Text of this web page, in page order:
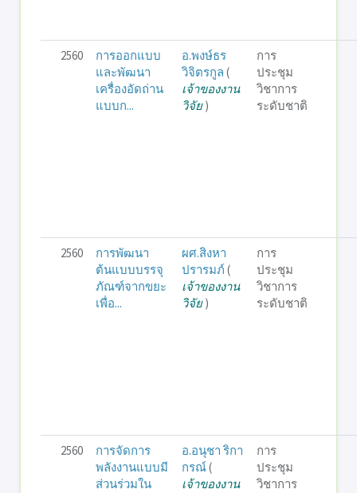
2560
การออกแบบ
และพัฒนา
เครื่องอัดถ่าน
แบบก...
อ.พงษ์ธร
วิจิตรกูล (
เจ้าของงาน
วิจัย)
การ
ประชุม
วิชาการ
ระดับชาติ
2560
การพัฒนา
ต้นแบบบรรจุ
ภัณฑ์จากขยะ
เพื่อ...
ผศ.สิงหา
ปรารมภ์(
เจ้าของงาน
วิจัย)
การ
ประชุม
วิชาการ
ระดับชาติ
2560
การจัดการ
พลังงานแบบมี
ส่วนร่วมใน
อ.อนุชา ริกา
กรณ์(
เจ้าของงาน
การ
ประชุม
วิชาการ